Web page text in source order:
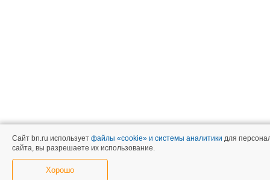
Сайт bn.ru использует файлы «cookie» и системы аналитики для
сайта, вы разрешаете их использование.
Хорошо